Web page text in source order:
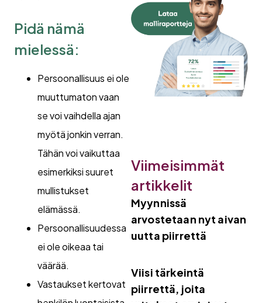
Pidä nämä
mielessä:
Persoonallisuus ei ole
muuttumaton vaan
se voi vaihdella ajan
myötä jonkin verran.
Tähän voi vaikuttaa
esimerkiksi suuret
mullistukset
elämässä.
Persoonallisuudessa
ei ole oikeaa tai
väärää.
Vastaukset kertovat
Viimeisimmät
artikkelit
Myynnissä
arvostetaan nyt aivan
uutta piirrettä
Viisi tärkeintä
piirrettä, joita